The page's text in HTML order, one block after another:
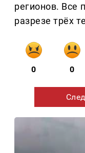
регионов. Все
разрезе трёх
0 0